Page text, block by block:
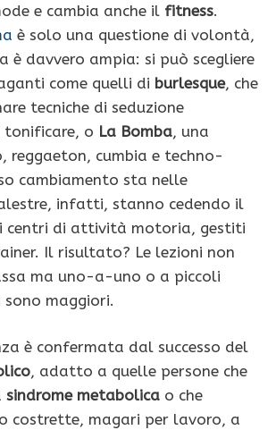
e cambia anche il fitness.
è solo una questione di volontà,
è davvero ampia: si può scegliere
come quelli di burlesque, che
tecniche di seduzione
o La Bomba, una
reggaeton, cumbia e techno-
cambiamento sta nelle
infatti, stanno cedendo il
centri di attività motoria, gestiti
Il risultato? Le lezioni non
ma uno-a-uno o a piccoli
maggiori.
è confermata dal successo del
, adatto a quelle persone che
sindrome metabolica o che
costrette, magari per lavoro, a